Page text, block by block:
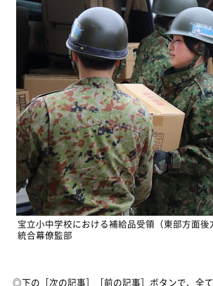
宝立小中学校における補給品受領（東部方面
統合幕僚監部
◎下の［次の記事］［前の記事］ボタンで、全